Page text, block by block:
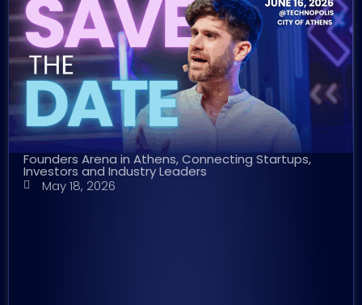
Founders Arena in Athens, Connecting Startups,
Investors and Industry Leaders
May 18, 2026